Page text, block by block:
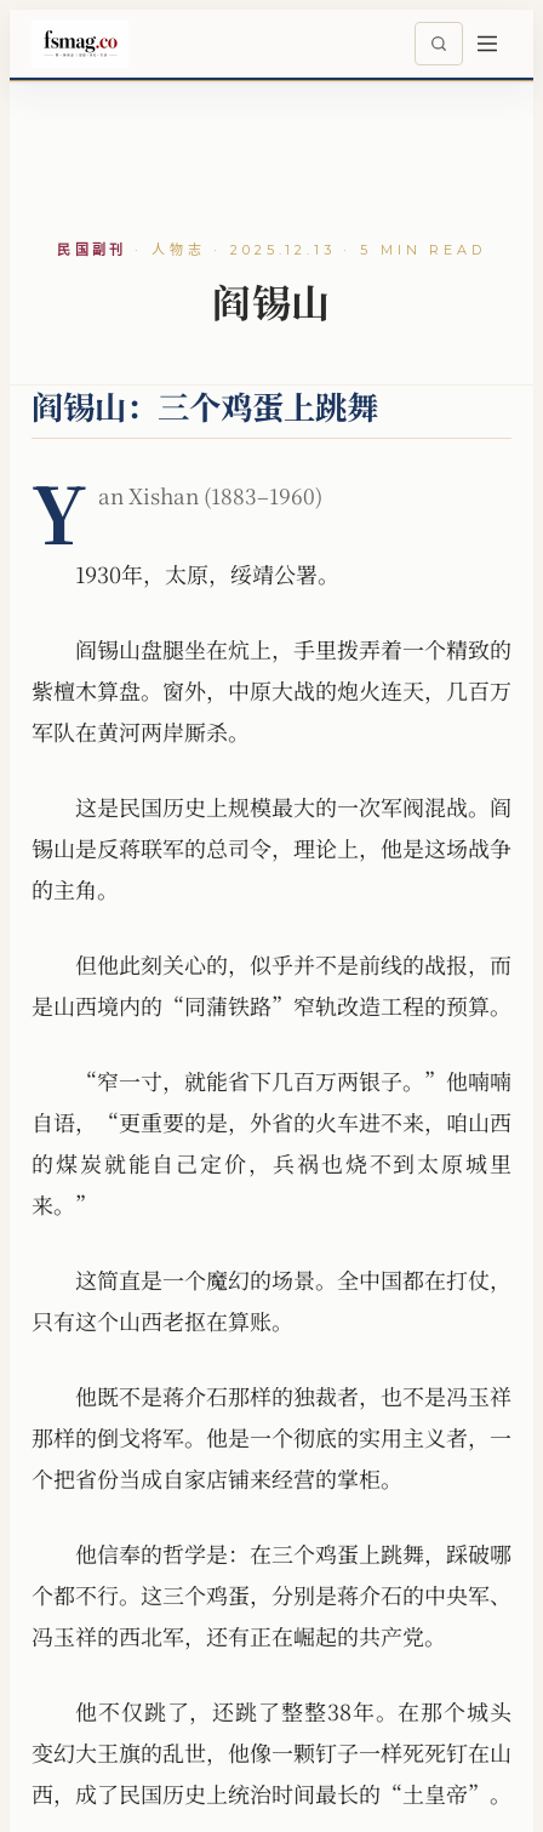
民国副刊 ·人物志 · 2025.12.13 · 5 MIN READ
阎锡山
阎锡山：三个鸡蛋上跳舞
Y an Xishan (1883–1960)
1930年，太原，绥靖公署。
阎锡山盘腿坐在炕上，手里拨弄着一个精致的
紫檀木算盘。窗外，中原大战的炮火连天，几百万
军队在黄河两岸厮杀。
这是民国历史上规模最大的一次军阀混战。阎
锡山是反蒋联军的总司令，理论上，他是这场战争
的主角。
但他此刻关心的，似乎并不是前线的战报，而
是山西境内的“同蒲铁路”窄轨改造工程的预算。
“窄一寸，就能省下几百万两银子。”他喃喃
自语，“更重要的是，外省的火车进不来，咱山西
的煤炭就能自己定价，兵祸也烧不到太原城里
来。”
这简直是一个魔幻的场景。全中国都在打仗，
只有这个山西老抠在算账。
他既不是蒋介石那样的独裁者，也不是冯玉祥
那样的倒戈将军。他是一个彻底的实用主义者，一
个把省份当成自家店铺来经营的掌柜。
他信奉的哲学是：在三个鸡蛋上跳舞，踩破哪
个都不行。这三个鸡蛋，分别是蒋介石的中央军、
冯玉祥的西北军，还有正在崛起的共产党。
他不仅跳了，还跳了整整38年。在那个城头
变幻大王旗的乱世，他像一颗钉子一样死死钉在山
西，成了民国历史上统治时间最长的“土皇帝”。